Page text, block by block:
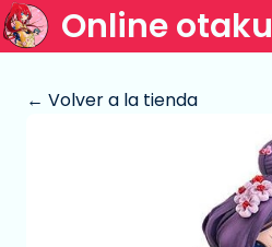
Online otaku
← Volver a la tienda